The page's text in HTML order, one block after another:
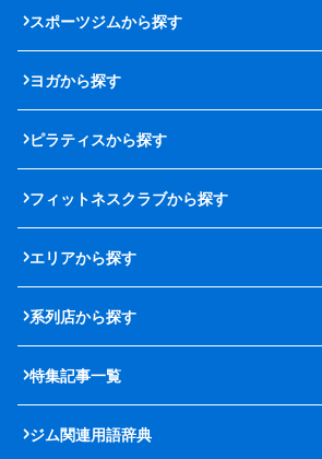
スポーツジムから探す
ヨガから探す
ピラティスから探す
フィットネスクラブから探す
エリアから探す
系列店から探す
特集記事一覧
ジム関連用語辞典